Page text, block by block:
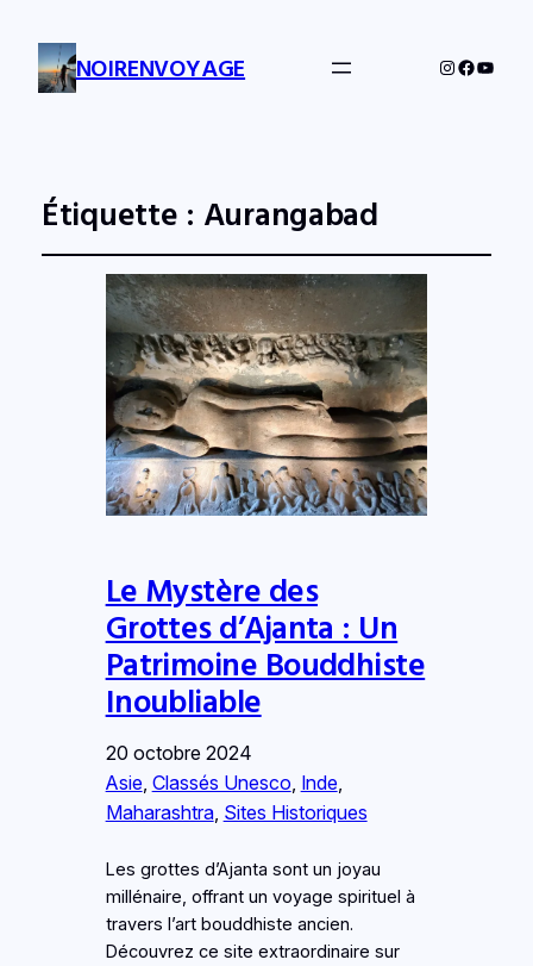
NOIRENVOYAGE Instagram
Étiquette : Aurangabad
Le Mystère des
Grottes d’Ajanta : Un
Patrimoine Bouddhiste
Inoubliable
20 octobre 2024
Asie, Classés Unesco Inde
Maharashtra, Sites Historiques
Les grottes d’Ajanta sont un joyau
millénaire, offrant un voyage spirituel à
travers l’art bouddhiste ancien.
Découvrez ce site extraordinaire sur